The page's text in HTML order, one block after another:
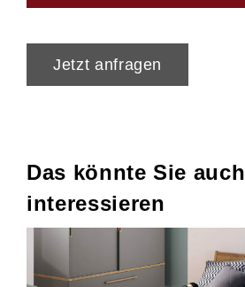
Jetzt anfragen
Das könnte Sie auch
interessieren